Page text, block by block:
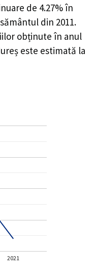
de 4.27%în
din 2011.
obținute în anul
este estimată la
2021